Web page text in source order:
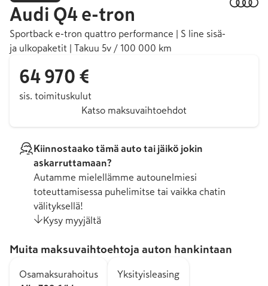
Audi Q4 e-tron
Sportback e-tron quattro performance | S line sisä-
ja ulkopaketit | Takuu 5v / 100 000 km
64 970 €
sis. toimituskulut
Katso maksuvaihtoehdot
Kiinnostaako tämä auto tai jäikö jokin
askarruttamaan?
Autamme mielellämme autounelmiesi
toteuttamisessa puhelimitse tai vaikka chatin
välityksellä!
Kysy myyjältä
Muita maksuvaihtoehtoja auton hankintaan
Osamaksurahoitus
Yksityisleasing